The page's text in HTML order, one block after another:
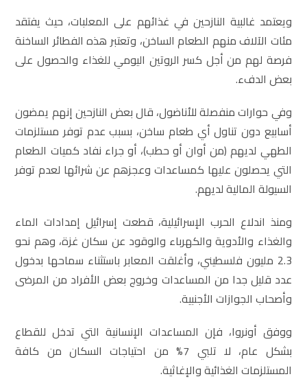
ويعتمد غالبية النازحين في غذائهم على المعلبات، حيث يفتقد
مئات الآلاف منهم الطعام الساخن، وتعتبر هذه الفطائر الساخنة
فرصة لهم من أجل كسر الروتين اليومي للغذاء والحصول على
بعض الدفء.
وفي حوارات منفصلة للأناضول، قال بعض النازحين إنهم يمضون
أسابيع دون تناول أي طعام ساخن، بسبب عدم توفر مستلزمات
الطهي لديهم (من أوان أو حطب)، أو جراء نفاد كميات الطعام
التي يحصلون عليها كمساعدات وعجزهم عن شرائها لعدم توفر
السيولة المالية لديهم.
ومنذ اندلاع الحرب الإسرائيلية، قطعت إسرائيل إمدادات الماء
والغذاء والأدوية والكهرباء والوقود عن سكان غزة، وهم نحو
2.3 مليون فلسطيني، وأغلقت المعابر باستثناء سماحها بدخول
عدد قليل جدا من المساعدات وخروج بعض الأفراد من المرضى
وأصحاب الجوازات الأجنبية.
ووفق أونروا، فإن المساعدات الإنسانية التي تدخل للقطاع
بشكل عام، لا تلبي 7% من احتياجات السكان من كافة
المستلزمات الغذائية والإغاثية.